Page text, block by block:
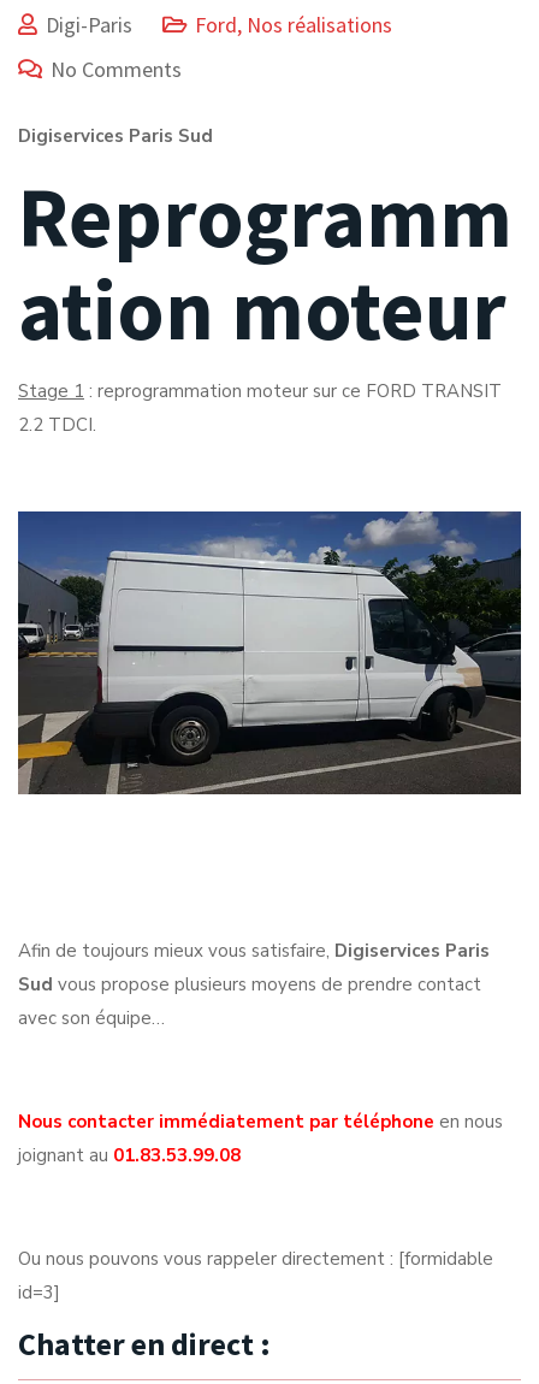
Digi-Paris Ford, Nos réalisations
No Comments
Digiservices Paris Sud
Reprogramm
ation moteur
Stage 1 : reprogrammation moteur sur ce FORD TRANSIT
2.2 TDCI.
Afin de toujours mieux vous satisfaire, Digiservices Paris
Sud vous propose plusieurs moyens de prendre contact
avec son équipe…
Nous contacter immédiatement par téléphone en nous
joignant au 01.83.53.99.08
Ou nous pouvons vous rappeler directement : [formidable
id=3]
Chatter en direct :